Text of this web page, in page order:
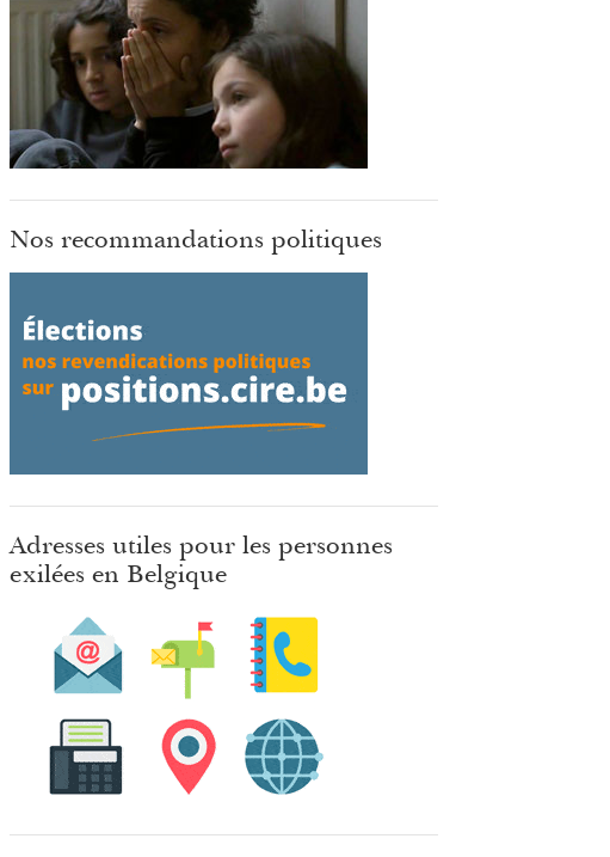
Nos recommandations politiques
Adresses utiles pour les personnes
exilées en Belgique